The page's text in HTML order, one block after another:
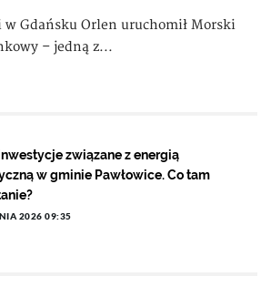
Gdańsku Orlen uruchomił Morski
– jedną z...
związane z energią
w gminie Pawłowice. Co tam
2026 09:35